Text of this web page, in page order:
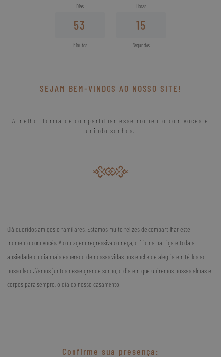
Dias Horas
53
52
53
Minutos
16
15
16
Segundos
SEJAM BEM-VINDOS AO NOSSO SITE!
A melhor forma de compartilhar esse momento com vocês é
unindo sonhos.
Olá queridos amigos e familiares. Estamos muito felizes de compartilhar este
momento com vocês. A contagem regressiva começa, o frio na barriga e toda a
ansiedade do dia mais esperado de nossas vidas nos enche de alegria em tê-los ao
nosso lado. Vamos juntos nesse grande sonho, o dia em que uniremos nossas almas e
corpos para sempre, o dia do nosso casamento.
Confirme sua presença: